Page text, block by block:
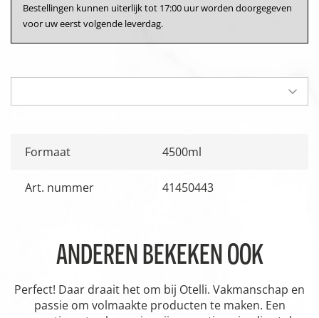
Bestellingen kunnen uiterlijk tot 17:00 uur worden doorgegeven
voor uw eerst volgende leverdag.
Formaat 4500ml
Art. nummer 41450443
ANDEREN BEKEKEN OOK
Perfect! Daar draait het om bij Otelli. Vakmanschap en
passie om volmaakte producten te maken. Een